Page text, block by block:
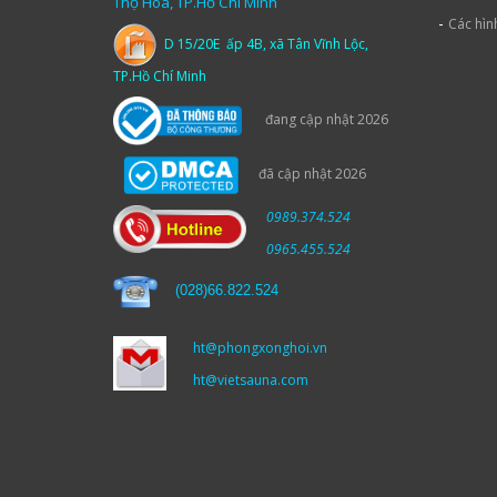
D 15/20E ấp 4B, xã Tân Vĩnh Lộc,
TP.Hồ Chí Minh
đang cập nhật 2026
đã cập nhật 2026
0989.374.524
0965.455.524
(028)66.822.524
ht@phongxonghoi.vn
ht@vietsauna.com
- Các